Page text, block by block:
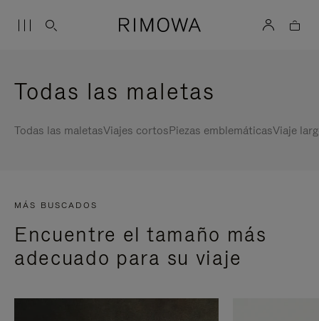
Todas las maletas
Todas las maletasViajes cortosPiezas emblemáticasViaje
MÁS BUSCADOS
Encuentre el tamaño más
adecuado para su viaje